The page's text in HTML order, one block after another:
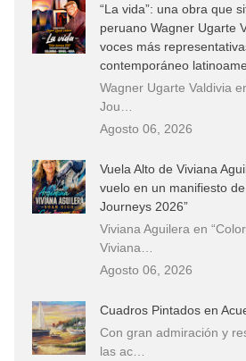
“La vida”: una obra que
peruano Wagner Ugarte
voces más
contemporáneo
Wagner Ugarte Valdivia
Jou…
Agosto 06, 2026
Vuela Alto de Viviana
vuelo en un manifiesto
Journeys 2026”
Viviana Aguilera en
Viviana…
Agosto 06, 2026
Cuadros Pintados en
Con gran admiración y
las ac…